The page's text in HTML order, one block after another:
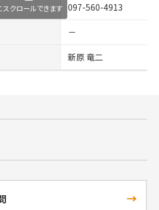
097-560-4913
－
新原 竜二
スクロールできます